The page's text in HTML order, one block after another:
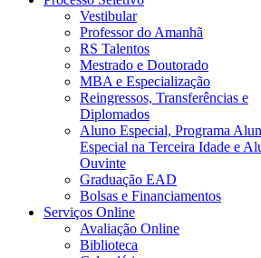
Vestibular
Professor do Amanhã
RS Talentos
Mestrado e Doutorado
MBA e Especialização
Reingressos, Transferências e
Diplomados
Aluno Especial, Programa
Especial na Terceira Idade e
Ouvinte
Graduação EAD
Bolsas e Financiamentos
Serviços Online
Avaliação Online
Biblioteca